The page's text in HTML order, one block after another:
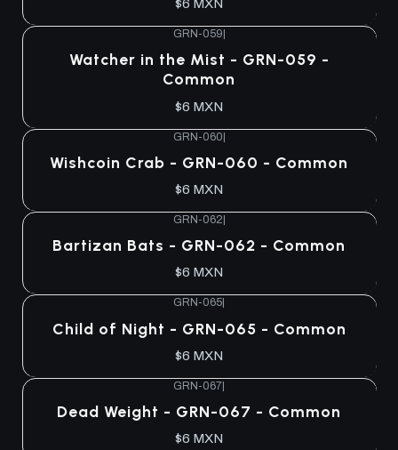
$6 MXN
GRN-059
Watcher in the Mist - GRN-059 -
Common
$6 MXN
GRN-060|
Wishcoin Crab - GRN-060 - Common
$6 MXN
GRN-062
Bartizan Bats - GRN-062 - Common
$6 MXN
GRN-065
Child of Night - GRN-065 - Common
$6 MXN
GRN-067|
Dead Weight - GRN-067 - Common
$6 MXN